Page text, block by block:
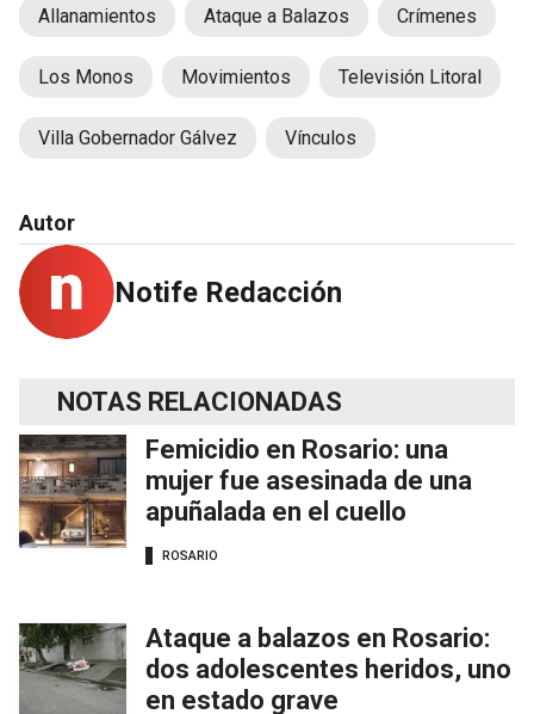
Allanamientos Ataque a Balazos Crímenes
Los Monos Movimientos Televisión Litoral
Villa Gobernador Gálvez Vínculos
Autor
Notife Redacción
NOTAS RELACIONADAS
Femicidio en Rosario: una
mujer fue asesinada de una
apuñalada en el cuello
ROSARIO
Ataque a balazos en Rosario:
dos adolescentes heridos, uno
en estado grave